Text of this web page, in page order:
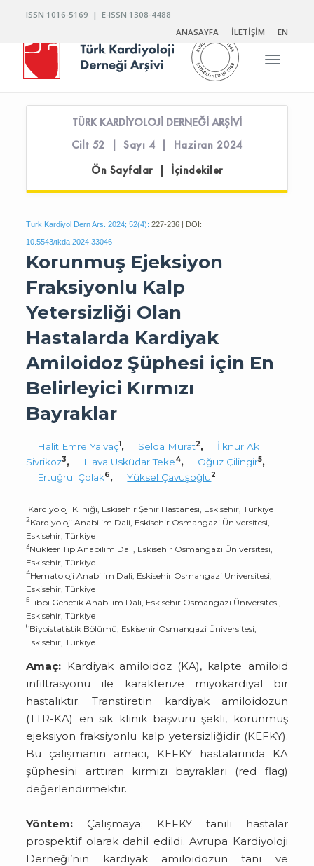
ISSN 1016-5169 | E-ISSN 1308-4488
ANASAYFA
İLETİŞİM EN
Toggle
TÜRK KARDİYOLOJİ DERNEĞİ ARŞİVİ
Cilt 52 | Sayı 4 | Haziran 2024
Ön Sayfalar | İçindekiler
Turk Kardiyol Dern Ars. 2024; 52(4): 227-236 | DOI:
10.5543/tkda.2024.33046
Korunmuş Ejeksiyon
Fraksiyonlu Kalp
Yetersizliği Olan
Hastalarda Kardiyak
Amiloidoz Şüphesi için En
Belirleyici Kırmızı
Bayraklar
Halit Emre Yalvaç1, Selda Murat2,
İlknur Ak
Sivrikoz3, Hava Üsküdar Teke4, Oğuz Çilingir5,
Ertuğrul Çolak6, Yüksel Çavuşoğlu2
1Kardiyoloji Kliniği, Eskisehir Şehir Hastanesi, Eskisehir, Türkiye
2Kardiyoloji Anabilim Dali, Eskisehir Osmangazi Üniversitesi,
Eskisehir, Türkiye
3Nükleer Tıp Anabilim Dalı, Eskisehir Osmangazi Üniversitesi,
Eskisehir, Türkiye
4Hematoloji Anabilim Dali, Eskisehir Osmangazi Üniversitesi,
Eskisehir, Türkiye
5Tıbbi Genetik Anabilim Dalı, Eskisehir Osmangazi Üniversitesi,
Eskisehir, Türkiye
6Biyoistatistik Bölümü, Eskisehir Osmangazi Üniversitesi,
Eskisehir, Türkiye
Amaç: Kardiyak amiloidoz (KA), kalpte amiloid
infiltrasyonu ile karakterize miyokardiyal bir
hastalıktır. Transtiretin kardiyak amiloidozun
(TTR-KA) en sık klinik başvuru şekli, korunmuş
ejeksiyon fraksiyonlu kalp yetersizliğidir (KEFKY).
Bu çalışmanın amacı, KEFKY hastalarında KA
şüphesini arttıran kırmızı bayrakları (red flag)
değerlendirmektir.
Yöntem: Çalışmaya; KEFKY tanılı hastalar
prospektif olarak dahil edildi. Avrupa Kardiyoloji
Derneği’nin kardiyak amiloidozun tanı ve